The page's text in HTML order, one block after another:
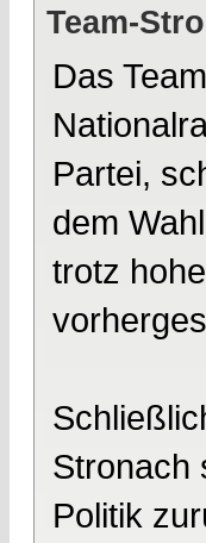
Team-
Das
Partei,
dem
trotz
Stronach
Politik